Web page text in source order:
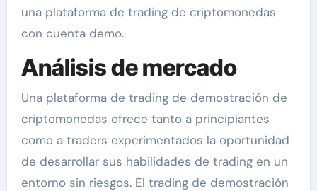
una plataforma de trading de criptomonedas
con cuenta demo.
Análisis de mercado
Una plataforma de trading de demostración de
criptomonedas ofrece tanto a principiantes
como a traders experimentados la oportunidad
de desarrollar sus habilidades de trading en un
entorno sin riesgos. El trading de demostración